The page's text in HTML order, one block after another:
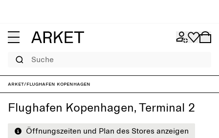
Suche
ARKET/Flughafen Kopenhagen
Flughafen Kopenhagen, Terminal 2
Öffnungszeiten und Plan des Stores anzeigen